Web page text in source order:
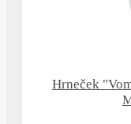
Hrneček